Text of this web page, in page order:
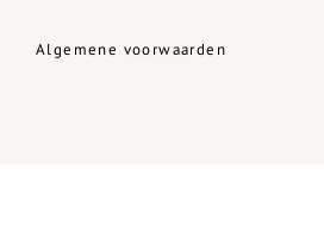
Algemene voorwaarden